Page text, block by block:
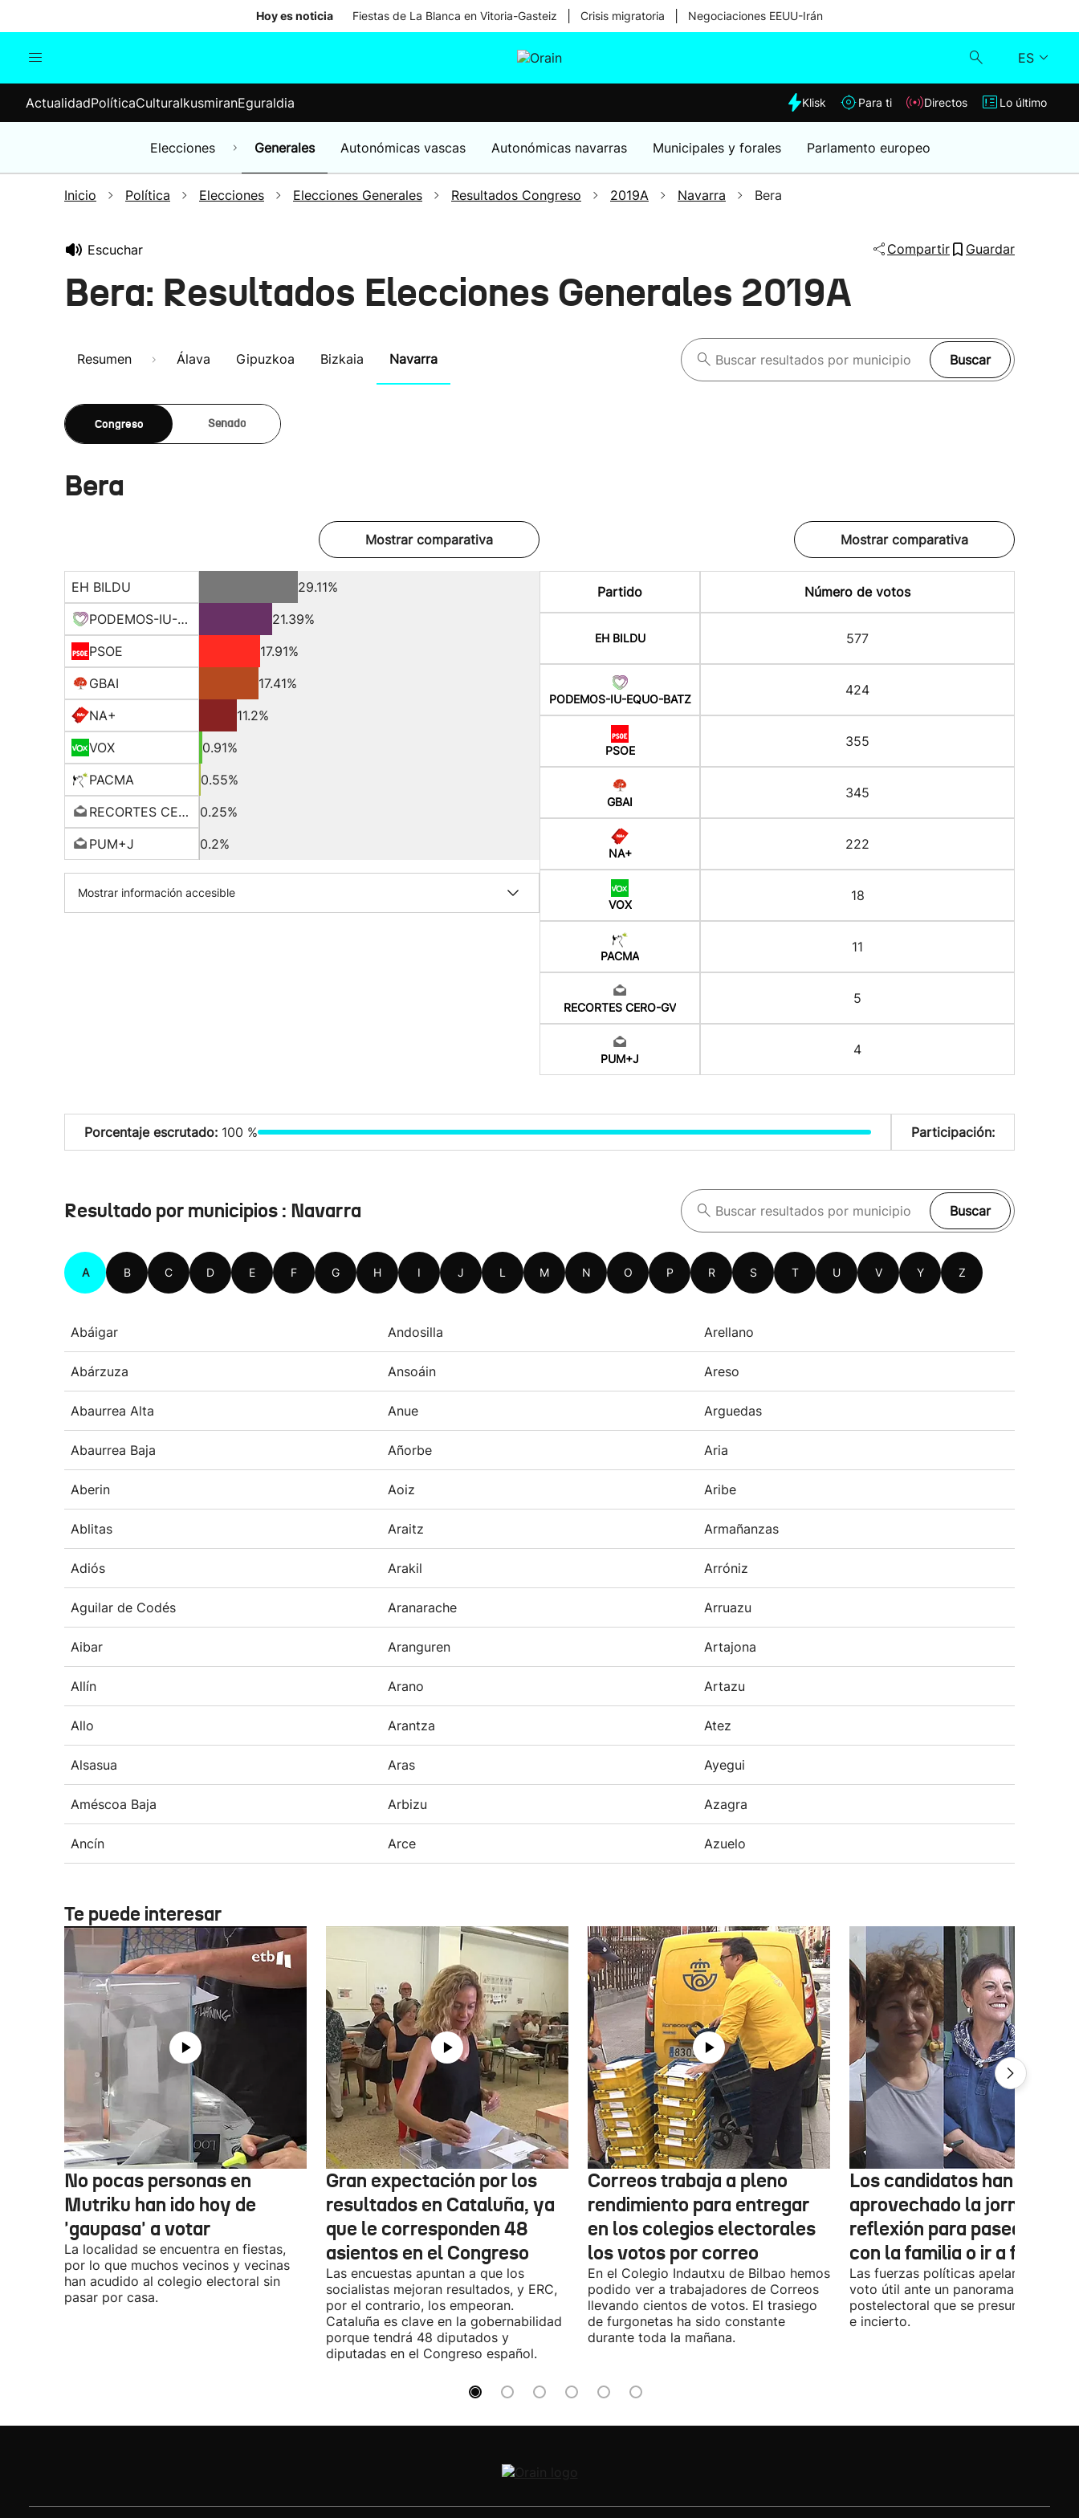
Hoy es noticia Fiestas de La Blanca en Vitoria-Gasteiz Crisis migratoria Negociaciones EEUU-Irán
ES
Elecciones
Klisk
Lo último
ActualidadPolíticaCulturaIkusmiranEguraldia Klisk Para ti Directos Lo último
Elecciones Generales Autonómicas vascas Autonómicas navarras Municipales y forales Parlamento europeo
Inicio Política Elecciones Elecciones Generales Resultados Congreso 2019A Navarra Bera
Escuchar Compartir Guardar
Bera: Resultados Elecciones Generales 2019A
Resumen Álava Gipuzkoa Bizkaia Navarra Buscar
Congreso Senado
Bera
Mostrar comparativa
EH BILDU
29.11%
PODEMOS-IU-EQUO-BATZ
21.39%
PSOE
17.91%
GBAI
17.41%
NA+
11.2%
VOX
0.91%
PACMA
0.55%
RECORTES CERO-GV
0.25%
PUM+J
0.2%
Mostrar información accesible
Mostrar comparativa
Partido Número de votos
EH BILDU 577
PODEMOS-IU-EQUO-BATZ
424
PSOE
355
GBAI
345
NA+
222
VOX
18
PACMA
11
RECORTES CERO-GV
5
PUM+J
4
Porcentaje escrutado: 100 % Participación:
Resultado por municipios : Navarra Buscar
A B C D E F G H I J L M N O P R S T U V Y Z
Abáigar Andosilla Arellano
Abárzuza Ansoáin Areso
Abaurrea Alta Anue Arguedas
Abaurrea Baja Añorbe Aria
Aberin Aoiz Aribe
Ablitas Araitz Armañanzas
Adiós Arakil Arróniz
Aguilar de Codés Aranarache Arruazu
Aibar Aranguren Artajona
Allín Arano Artazu
Allo Arantza Atez
Alsasua Aras Ayegui
Améscoa Baja Arbizu Azagra
Ancín Arce Azuelo
Te puede interesar
No pocas personas en
Mutriku han ido hoy de
'gaupasa' a votar
La localidad se encuentra en fiestas,
por lo que muchos vecinos y vecinas
han acudido al colegio electoral sin
pasar por casa.
Gran expectación por los
resultados en Cataluña, ya
que le corresponden 48
asientos en el Congreso
Las encuestas apuntan a que los
socialistas mejoran resultados, y ERC,
por el contrario, los empeoran.
Cataluña es clave en la gobernabilidad
porque tendrá 48 diputados y
diputadas en el Congreso español.
Correos trabaja a pleno
rendimiento para entregar
en los colegios electorales
los votos por correo
En el Colegio Indautxu de Bilbao hemos
podido ver a trabajadores de Correos
llevando cientos de votos. El trasiego
de furgonetas ha sido constante
durante toda la mañana.
Los candidatos han
aprovechado la jornada de
reflexión para pasear,
con la familia o ir a fiestas
Las fuerzas políticas apelaron ayer al
voto útil ante un panorama
postelectoral que se presume
e incierto.